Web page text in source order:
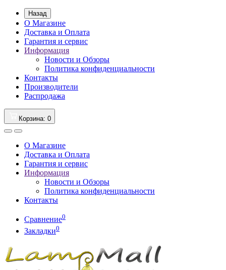
Назад
О Магазине
Доставка и Оплата
Гарантия и сервис
Информация
Новости и Обзоры
Политика конфиденциальности
Контакты
Производители
Распродажа
Корзина: 0
О Магазине
Доставка и Оплата
Гарантия и сервис
Информация
Новости и Обзоры
Политика конфиденциальности
Контакты
Сравнение0
Закладки0